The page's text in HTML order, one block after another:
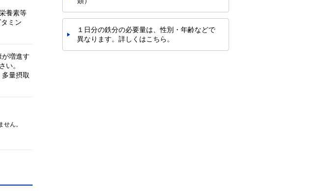
養素等
ミン
が増進す
い。
量摂取
ん。
１日分の鉄分の必要量は、性別・年齢などで
異なります。詳しくはこちら。